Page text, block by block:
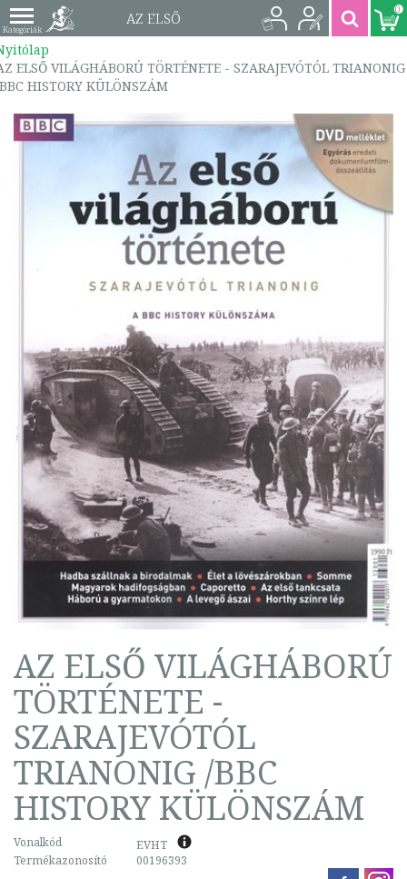
AZ ELSŐ
TÖRTÉNETE -
SZARAJEVÓTÓL
TRIANONIG /BBC
HISTORY KÜLÖNSZÁM
| EVHT
0
ELSŐ VILÁGHÁBORÚ TÖRTÉNETE - SZARAJEVÓTÓL TRIANONIG
HISTORY KÜLÖNSZÁM
AZ ELSŐ VILÁGHÁBORÚ
TÖRTÉNETE -
SZARAJEVÓTÓL
TRIANONIG /BBC
HISTORY KÜLÖNSZÁM
Vonalkód
EVHT
Termékazonosító
00196393